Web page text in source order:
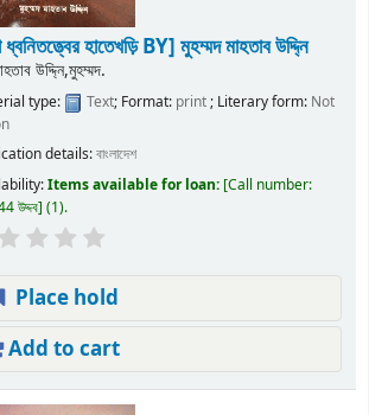
ধ্বনিতত্ত্বের হাতেখড়িBY] মুহম্মদ মাহতাব উদ্দি্ন
উদ্দি্ন,মুহম্মদ.
type: Text; Format: print; Literary form: Not
details:বাংলাদেশ
Items available for loan: Call number:
উদ্দব (1).
Place hold
Add to cart